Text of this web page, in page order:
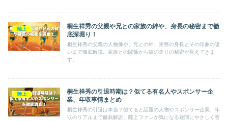
陸上
桐生祥秀の父親や兄との家族の絆や、身長の秘密まで徹
底深堀り！
桐生祥秀の父親の人物像や、兄との絆、実際の身長とその印象の違
いまで徹底解説。家族との関係から彼の走りの秘密が見えてきま
す。
陸上
桐生祥秀の引退時期は？似てる有名人やスポンサー企
業、年収事情まとめ
桐生祥秀の引退は本当？似てると話題の人物やスポンサー企業、年
収のリアルまで徹底解説。陸上ファンが気になる疑問にやさしく答